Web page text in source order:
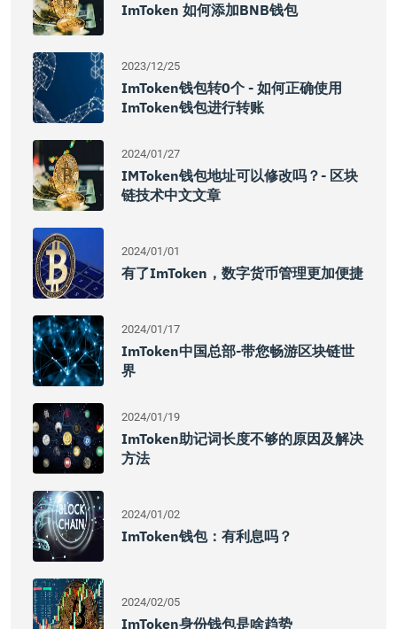
ImToken 如何添加BNB钱包
2023/12/25
ImToken钱包转0个 - 如何正确使用
ImToken钱包进行转账
2024/01/27
IMToken钱包地址可以修改吗？- 区块
链技术中文文章
2024/01/01
有了imToken，数字货币管理更加便捷
2024/01/17
ImToken中国总部-带您畅游区块链世
界
2024/01/19
ImToken助记词长度不够的原因及解决
方法
2024/01/02
ImToken钱包：有利息吗？
2024/02/05
ImToken身份钱包是啥趋势